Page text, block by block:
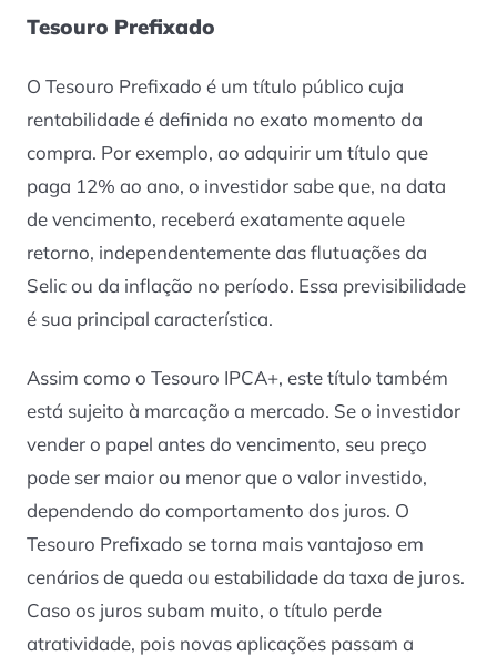
Tesouro Prefixado
O Tesouro Prefixado é um título público cuja
rentabilidade é definida no exato momento da
compra. Por exemplo, ao adquirir um título que
paga 12% ao ano, o investidor sabe que, na data
de vencimento, receberá exatamente aquele
retorno, independentemente das flutuações da
Selic ou da inflação no período. Essa previsibilidade
é sua principal característica.
Assim como o Tesouro IPCA+, este título também
está sujeito à marcação a mercado. Se o investidor
vender o papel antes do vencimento, seu preço
pode ser maior ou menor que o valor investido,
dependendo do comportamento dos juros. O
Tesouro Prefixado se torna mais vantajoso em
cenários de queda ou estabilidade da taxa de juros.
Caso os juros subam muito, o título perde
atratividade, pois novas aplicações passam a